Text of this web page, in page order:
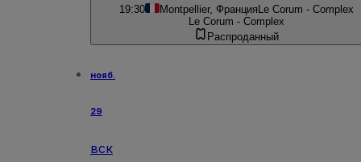
19:30 Montpellier, Франция Le Corum - Complex
Le Corum - Complex
Распроданный
нояб.
29
вск